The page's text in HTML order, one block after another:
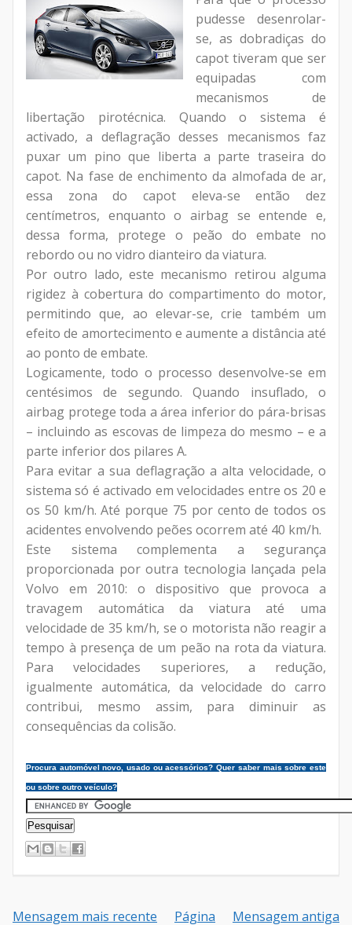
pudesse desenrolar-
se, as dobradiças do
capot tiveram que ser
equipadas com
mecanismos de
libertação pirotécnica. Quando o sistema é
activado, a deflagração desses mecanismos faz
puxar um pino que liberta a parte traseira do
capot. Na fase de enchimento da almofada de ar,
essa zona do capot eleva-se então dez
centímetros, enquanto o airbag se entende e,
dessa forma, protege o peão do embate no
rebordo ou no vidro dianteiro da viatura.
Por outro lado, este mecanismo retirou alguma
rigidez à cobertura do compartimento do motor,
permitindo que, ao elevar-se, crie também um
efeito de amortecimento e aumente a distância até
ao ponto de embate.
Logicamente, todo o processo desenvolve-se em
centésimos de segundo. Quando insuflado, o
airbag protege toda a área inferior do pára-brisas
– incluindo as escovas de limpeza do mesmo – e a
parte inferior dos pilares A.
Para evitar a sua deflagração a alta velocidade, o
sistema só é activado em velocidades entre os 20 e
os 50 km/h. Até porque 75 por cento de todos os
acidentes envolvendo peões ocorrem até 40 km/h.
Este sistema complementa a segurança
proporcionada por outra tecnologia lançada pela
Volvo em 2010: o dispositivo que provoca a
travagem automática da viatura até uma
velocidade de 35 km/h, se o motorista não reagir a
tempo à presença de um peão na rota da viatura.
Para velocidades superiores, a redução,
igualmente automática, da velocidade do carro
contribui, mesmo assim, para diminuir as
consequências da colisão.
Procura automóvel novo, usado ou acessórios? Quer saber mais sobre este
ou sobre outro veículo?
Mensagem mais recente Mensagem antiga
Página